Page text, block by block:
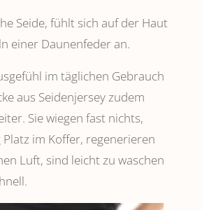
Seide, fühlt sich auf der Haut
einer Daunenfeder an.
im täglichen Gebrauch
aus Seidenjersey zudem
Sie wiegen fast nichts,
im Koffer, regenerieren
Luft, sind leicht zu waschen